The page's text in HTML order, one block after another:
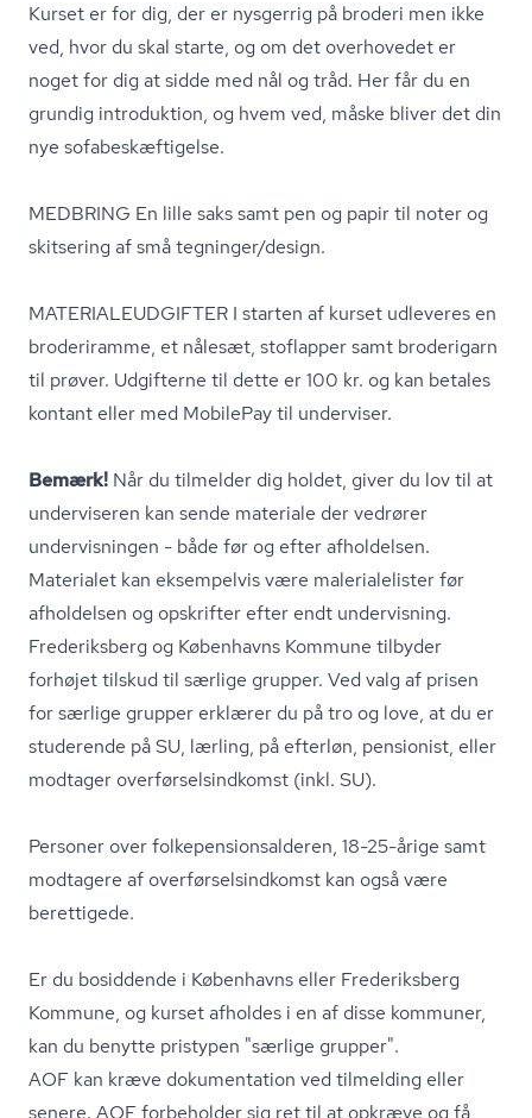
Kurset er for dig, der er nysgerrig på broderi men ikke
ved, hvor du skal starte, og om det overhovedet er
noget for dig at sidde med nål og tråd. Her får du en
grundig introduktion, og hvem ved, måske bliver det din
nye so­fa­be­skæf­ti­gel­se.
MEDBRING En lille saks samt pen og papir til noter og
skitsering af små tegninger/design.
MA­TE­RI­ALEUD­GIF­TER I starten af kurset udleveres en
broderiramme, et nålesæt, stoflapper samt broderigarn
til prøver. Udgifterne til dette er 100 kr. og kan betales
kontant eller med MobilePay til underviser.
Bemærk! Når du tilmelder dig holdet, giver du lov til at
underviseren kan sende materiale der vedrører
undervisningen - både før og efter afholdelsen.
Materialet kan eksempelvis være ma­le­ri­a­le­li­ster før
afholdelsen og opskrifter efter endt undervisning.
Frederiksberg og Københavns Kommune tilbyder
forhøjet tilskud til særlige grupper. Ved valg af prisen
for særlige grupper erklærer du på tro og love, at du er
studerende på SU, lærling, på efterløn, pensionist, eller
modtager over­før­sels­ind­komst (inkl. SU).
Personer over fol­ke­pen­sions­al­de­ren, 18-25-årige samt
modtagere af over­før­sels­ind­komst kan også være
berettigede.
Er du bosiddende i Københavns eller Frederiksberg
Kommune, og kurset afholdes i en af disse kommuner,
kan du benytte pristypen "særlige grupper".
AOF kan kræve dokumentation ved tilmelding eller
senere. AOF forbeholder sig ret til at opkræve og få